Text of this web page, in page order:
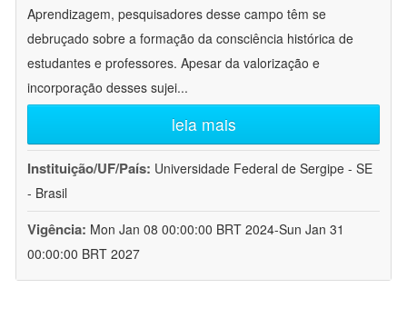
Aprendizagem, pesquisadores desse campo têm se
debruçado sobre a formação da consciência histórica de
estudantes e professores. Apesar da valorização e
incorporação desses sujei...
leia mais
Instituição/UF/País: Universidade Federal de Sergipe - SE
- Brasil
Vigência: Mon Jan 08 00:00:00 BRT 2024-Sun Jan 31
00:00:00 BRT 2027